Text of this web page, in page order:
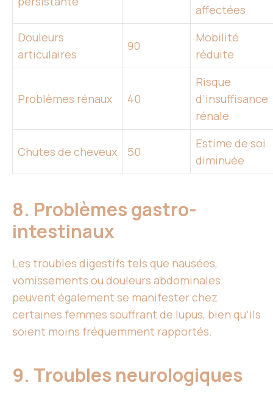
affectées
Douleurs
articulaires
90
Mobilité
réduite
Problèmes rénaux 40
Risque
d’insuffisance
rénale
Chutes de cheveux 50
Estime de soi
diminuée
8. Problèmes gastro-
intestinaux
Les troubles digestifs tels que nausées,
vomissements ou douleurs abdominales
peuvent également se manifester chez
certaines femmes souffrant de lupus, bien qu’ils
soient moins fréquemment rapportés.
9. Troubles neurologiques